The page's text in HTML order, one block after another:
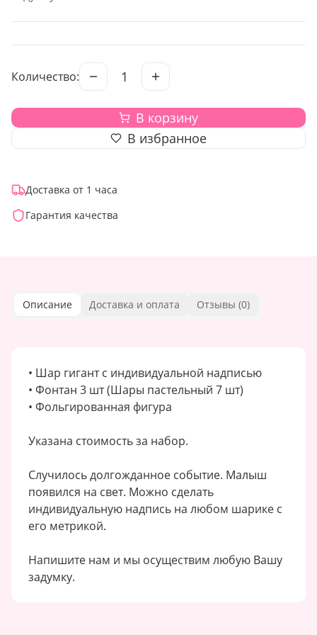
Количество: 1
В корзину
В избранное
Доставка от 1 часа
Гарантия качества
Описание Доставка и оплата Отзывы (0)
• Шар гигант с индивидуальной надписью
• Фонтан 3 шт (Шары пастельный 7 шт)
• Фольгированная фигура
Указана стоимость за набор.
Случилось долгожданное событие. Малыш
появился на свет. Можно сделать
индивидуальную надпись на любом шарике с
его метрикой.
Напишите нам и мы осуществим любую Вашу
задумку.